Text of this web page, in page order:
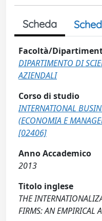
Scheda
Facoltà/
DIPARTIMENTO DI
AZIENDALI
Corso di studio
INTERNATIONAL
(ECONOMIA E
[02406]
Anno Accademico
2013
Titolo inglese
THE
FIRMS: AN EMPIRICAL